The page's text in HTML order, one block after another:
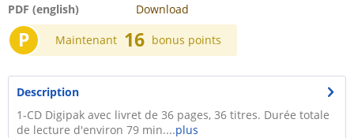
PDF (english)
Download
P Maintenant 16 bonus points
Description
1-CD Digipak avec livret de 36 pages, 36 titres. Durée totale
de lecture d'environ 79 min....plus